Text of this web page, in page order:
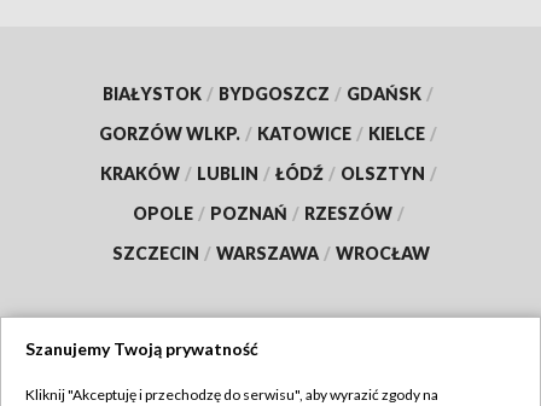
BIAŁYSTOK / BYDGOSZCZ / GDAŃSK /
GORZÓW WLKP. / KATOWICE / KIELCE /
KRAKÓW / LUBLIN / ŁÓDŹ / OLSZTYN /
OPOLE / POZNAŃ / RZESZÓW /
SZCZECIN / WARSZAWA / WROCŁAW
Szanujemy Twoją prywatność
Kliknij "Akceptuję i przechodzę do serwisu", aby wyrazić zgody na